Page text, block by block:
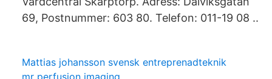
69, Postnummer: 603 80. Telefon: 011-19 08 ..
Mattias johansson svensk entreprenadteknik
mr perfusion imaging